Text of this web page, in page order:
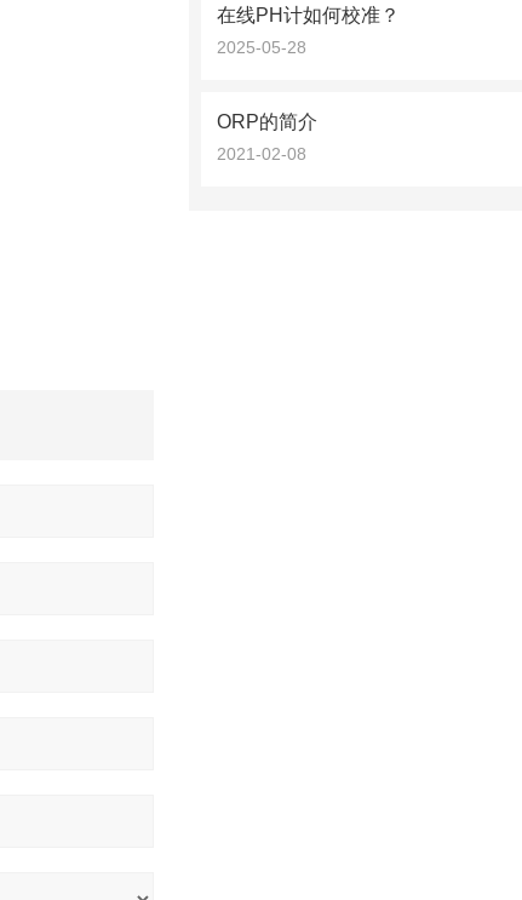
在线PH计如何校准？
2025-05-28
ORP的简介
2021-02-08